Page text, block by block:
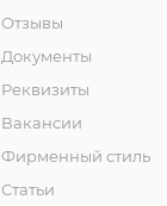
Отзывы
Документы
Реквизиты
Вакансии
Фирменный стиль
Статьи